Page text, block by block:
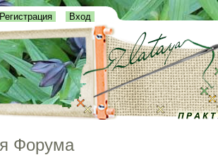
Регистрация Вход
Форума